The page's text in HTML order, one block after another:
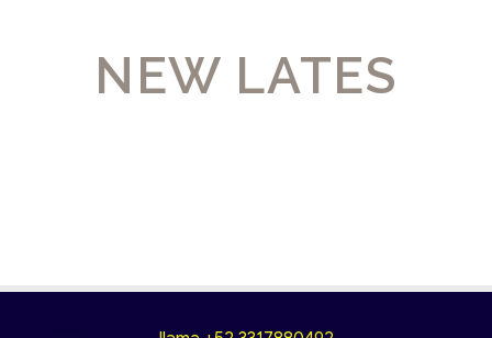
NEW LATES